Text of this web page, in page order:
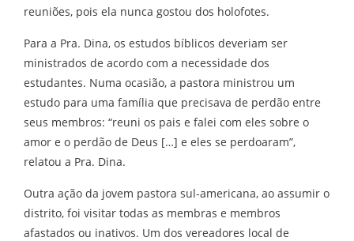
reuniões, pois ela nunca gostou dos holofotes.
Para a Pra. Dina, os estudos bíblicos deveriam ser
ministrados de acordo com a necessidade dos
estudantes. Numa ocasião, a pastora ministrou um
estudo para uma família que precisava de perdão entre
seus membros: “reuni os pais e falei com eles sobre o
amor e o perdão de Deus […] e eles se perdoaram”,
relatou a Pra. Dina.
Outra ação da jovem pastora sul-americana, ao assumir o
distrito, foi visitar todas as membras e membros
afastados ou inativos. Um dos vereadores local de